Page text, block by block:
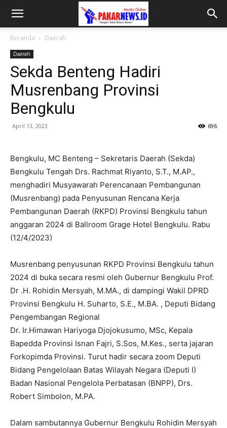
Beranda Daerah
Daerah
Sekda Benteng Hadiri
Musrenbang Provinsi
Bengkulu
April 13, 2023 696
Bengkulu, MC Benteng – Sekretaris Daerah (Sekda)
Bengkulu Tengah Drs. Rachmat Riyanto, S.T., M.AP.,
menghadiri Musyawarah Perencanaan Pembangunan
(Musrenbang) pada Penyusunan Rencana Kerja
Pembangunan Daerah (RKPD) Provinsi Bengkulu tahun
anggaran 2024 di Ballroom Grage Hotel Bengkulu. Rabu
(12/4/2023)
Musrenbang penyusunan RKPD Provinsi Bengkulu tahun
2024 di buka secara resmi oleh Gubernur Bengkulu Prof.
Dr .H. Rohidin Mersyah, M.MA., di dampingi Wakil DPRD
Provinsi Bengkulu H. Suharto, S.E., M.BA. , Deputi Bidang
Pengembangan Regional
Dr. Ir.Himawan Hariyoga Djojokusumo, MSc, Kepala
Bapedda Provinsi Isnan Fajri, S.Sos, M.Kes., serta jajaran
Forkopimda Provinsi. Turut hadir secara zoom Deputi
Bidang Pengelolaan Batas Wilayah Negara (Deputi I)
Badan Nasional Pengelola Perbatasan (BNPP), Drs.
Robert Simbolon, M.PA.
Dalam sambutannya Gubernur Bengkulu Rohidin Mersyah